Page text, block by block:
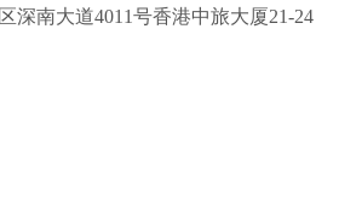
深南大道4011号香港中旅大厦21-24